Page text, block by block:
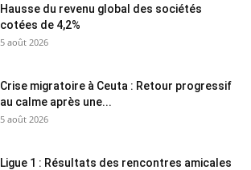
Hausse du revenu global des sociétés
cotées de 4,2%
5 août 2026
Crise migratoire à Ceuta : Retour progressif
au calme après une...
5 août 2026
Ligue 1 : Résultats des rencontres amicales